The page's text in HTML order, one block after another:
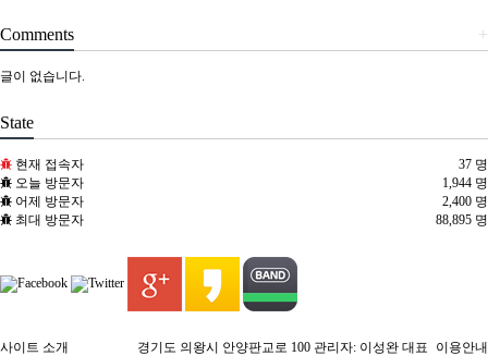
+
Comments
글이 없습니다.
State
현재 접속자
37 명
오늘 방문자
1,944 명
어제 방문자
2,400 명
최대 방문자
88,895 명
사이트 소개
이용안내
경기도 의왕시 안양판교로 100 관리자: 이성완 대표